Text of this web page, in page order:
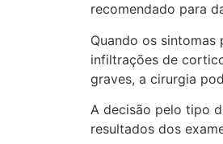
recomendado para
Quando os
infiltrações de
graves, a cirurgia
A decisão pelo tipo
resultados dos